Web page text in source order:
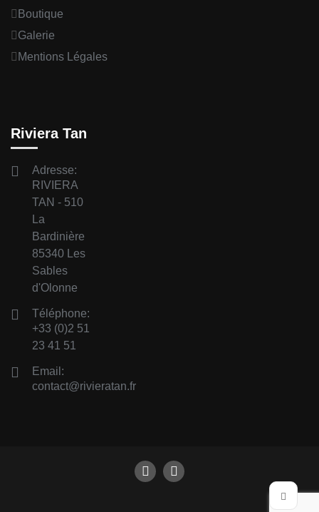
Boutique
Galerie
Mentions Légales
Riviera Tan
Adresse:
RIVIERA
TAN - 510
La
Bardinière
85340 Les
Sables
d'Olonne
Téléphone:
+33 (0)2 51
23 41 51
Email:
contact@rivieratan.fr